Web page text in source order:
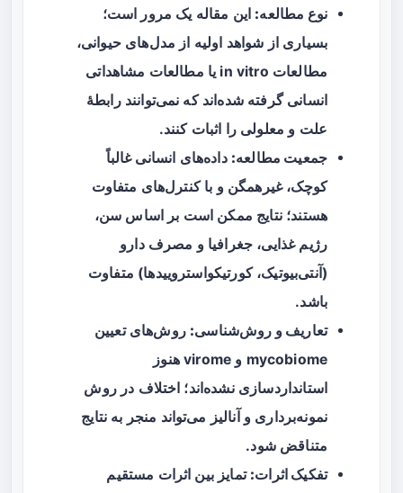
نوع مطالعه: این مقاله یک مرور است؛
بسیاری از شواهد اولیه از مدل‌های حیوانی،
مطالعات in vitro یا مطالعات مشاهداتی
انسانی گرفته شده‌اند که نمی‌توانند رابطهٔ
علت و معلولی را اثبات کنند.
جمعیت مطالعه: داده‌های انسانی غالباً
کوچک، غیرهمگن و با کنترل‌های متفاوت
هستند؛ نتایج ممکن است بر اساس سن،
رژیم غذایی، جغرافیا و مصرف دارو
(آنتی‌بیوتیک، کورتیکواستروییدها) متفاوت
باشد.
تعاریف و روش‌شناسی: روش‌های تعیین
mycobiome و virome هنوز
استانداردسازی نشده‌اند؛ اختلاف در روش
نمونه‌برداری و آنالیز می‌تواند منجر به نتایج
متناقض شود.
تفکیک اثرات: تمایز بین اثرات مستقیم